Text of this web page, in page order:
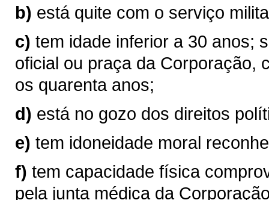
b) está quite com o serviço
c) tem idade inferior a 30 anos;
oficial ou praça da Corporação,
os quarenta anos;
d) está no gozo dos direitos
e) tem idoneidade moral
f) tem capacidade física
pela junta médica da